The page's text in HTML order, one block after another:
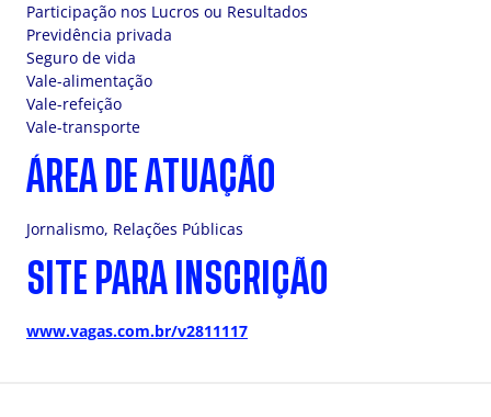
Participação nos Lucros ou Resultados
Previdência privada
Seguro de vida
Vale-alimentação
Vale-refeição
Vale-transporte
ÁREA DE ATUAÇÃO
Jornalismo, Relações Públicas
SITE PARA INSCRIÇÃO
www.vagas.com.br/v2811117